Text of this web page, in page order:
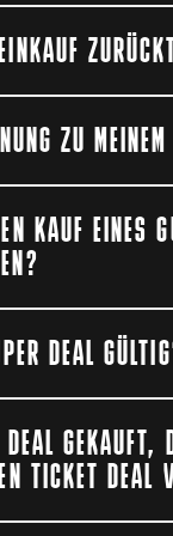
oder eine
Bezüglich einer
Deines
ZU
KAUF EINES
(z.B.
einem Online
DEAL
aus dem
GEKAUFT,
TICKET DEAL